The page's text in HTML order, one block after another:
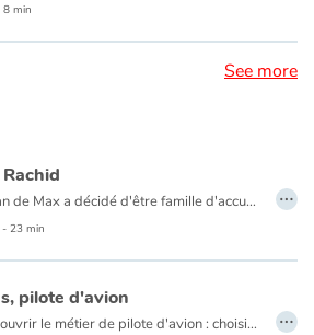
8 min
See more
La maman de Max a décidé d'être famille d'accueil le temps des vacances d'été. "Il faut savoir partager" dit-elle. Rachid, le même âge que Max, débarque un beau jour à la campagne. Campagne/Ville ou Bouseu/Rebeu ? Beaucoup de choses les opposent à priori mais deux garçons de 10 ans ça peut aussi avoir de nombreux points communs.
- 23 min
…
pilote d'avion
Pour découvrir le métier de pilote d'avion : choisissez d'abord votre héros, Thomas ou Marianne. Suivez ses pas tout au long de sa journée de travail, comme si vous y étiez. Ajoutez des rubriques documentaires pour tout savoir sur le mur du son, les exploits de Charles Lindbergh, l'alphabet aéronautique et d’autres trésors. Complétez l'aventure avec le blog compagnon ! …